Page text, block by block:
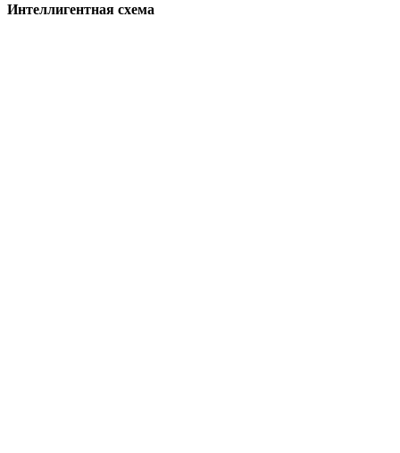
Интеллигентная схема